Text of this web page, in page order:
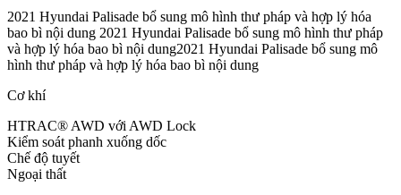
2021 Hyundai Palisade bổ sung mô hình thư pháp và hợp lý hóa
bao bì nội dung 2021 Hyundai Palisade bổ sung mô hình thư pháp
và hợp lý hóa bao bì nội dung2021 Hyundai Palisade bổ sung mô
hình thư pháp và hợp lý hóa bao bì nội dung
Cơ khí
HTRAC® AWD với AWD Lock
Kiểm soát phanh xuống dốc
Chế độ tuyết
Ngoại thất